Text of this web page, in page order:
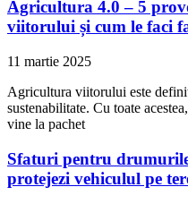
Agricultura 4.0 – 5
viitorului și cum le faci
11 martie 2025
Agricultura viitorului este
sustenabilitate. Cu toate
vine la pachet
Sfaturi pentru
protejezi vehiculul pe